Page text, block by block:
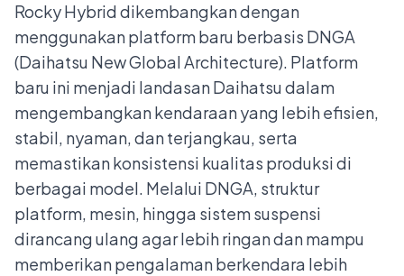
Rocky Hybrid dikembangkan dengan
menggunakan platform baru berbasis DNGA
(Daihatsu New Global Architecture). Platform
baru ini menjadi landasan Daihatsu dalam
mengembangkan kendaraan yang lebih efisien,
stabil, nyaman, dan terjangkau, serta
memastikan konsistensi kualitas produksi di
berbagai model. Melalui DNGA, struktur
platform, mesin, hingga sistem suspensi
dirancang ulang agar lebih ringan dan mampu
memberikan pengalaman berkendara lebih